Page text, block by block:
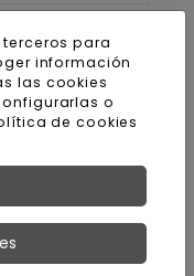
para
información
las cookies
o
de cookies